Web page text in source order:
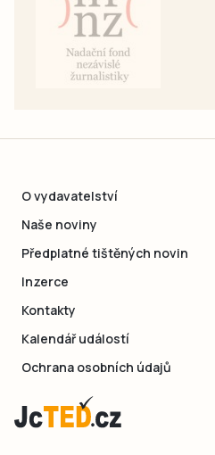
O vydavatelství
Naše noviny
Předplatné tištěných novin
Inzerce
Kontakty
Kalendář událostí
Ochrana osobních údajů